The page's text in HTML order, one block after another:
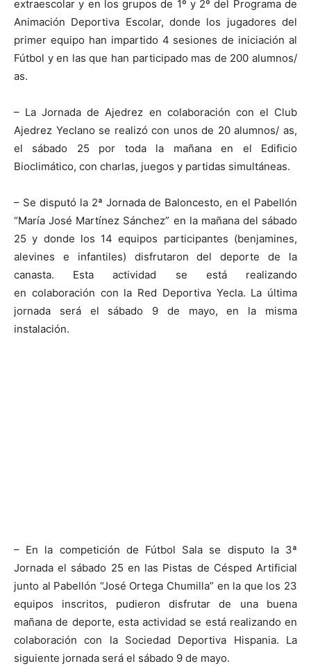
extraescolar y en los grupos de 1º y 2º del Programa de
Animación Deportiva Escolar, donde los jugadores del
primer equipo han impartido 4 sesiones de iniciación al
Fútbol y en las que han participado mas de 200 alumnos/
as.
– La Jornada de Ajedrez en colaboración con el Club
Ajedrez Yeclano se realizó con unos de 20 alumnos/ as,
el sábado 25 por toda la mañana en el Edificio
Bioclimático, con charlas, juegos y partidas simultáneas.
– Se disputó la 2ª Jornada de Baloncesto, en el Pabellón
“María José Martínez Sánchez” en la mañana del sábado
25 y donde los 14 equipos participantes (benjamines,
alevines e infantiles) disfrutaron del deporte de la
canasta. Esta actividad se está realizando
en colaboración con la Red Deportiva Yecla. La última
jornada será el sábado 9 de mayo, en la misma
instalación.
– En la competición de Fútbol Sala se disputo la 3ª
Jornada el sábado 25 en las Pistas de Césped Artificial
junto al Pabellón “José Ortega Chumilla” en la que los 23
equipos inscritos, pudieron disfrutar de una buena
mañana de deporte, esta actividad se está realizando en
colaboración con la Sociedad Deportiva Hispania. La
siguiente jornada será el sábado 9 de mayo.